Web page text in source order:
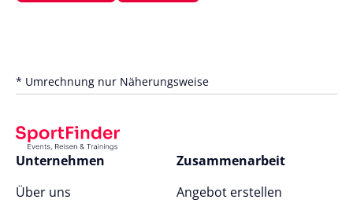
* Umrechnung nur Näherungsweise
Unternehmen
Über uns
Zusammenarbeit
Angebot erstellen